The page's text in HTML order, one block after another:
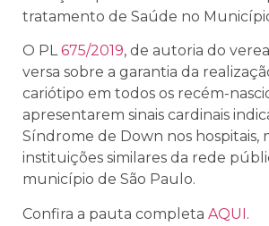
tratamento de Saúde no
O PL675/2019, de autoria do
versa sobre a garantia da
cariótipo em todos os recém-
apresentarem sinais cardinais
Síndrome de Down nos hospitais,
instituições similares da rede
município de São Paulo.
Confira a pauta completa AQUI.